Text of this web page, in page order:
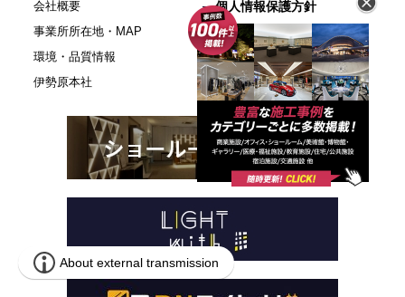
会社概要
事業所所在地・MAP
環境・品質情報
伊勢原本社
個人情報保護方針
サイトマップ